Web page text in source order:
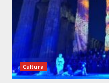
Cultura